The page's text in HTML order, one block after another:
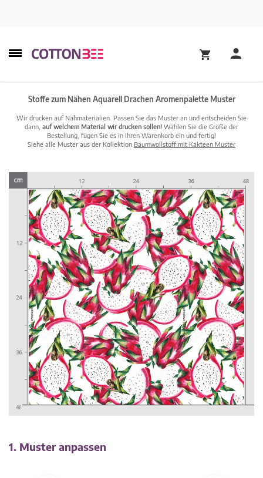
Stoffe zum Nähen Aquarell Drachen Aromenpalette Muster
Wir drucken auf Nähmaterialien. Passen Sie das Muster an und entscheiden Sie
dann, auf welchem Material wir drucken sollen! Wählen Sie die Größe der
Bestellung, fügen Sie es in Ihren Warenkorb ein und fertig!
Siehe alle Muster aus der Kollektion Baumwollstoff mit Kakteen Muster
1. Muster anpassen